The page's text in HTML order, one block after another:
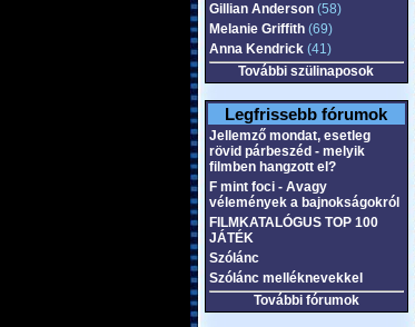
Gillian Anderson(58)
Melanie Griffith(69)
Anna Kendrick(41)
További szülinaposok
Legfrissebb fórumok
Jellemző mondat, esetleg
rövid párbeszéd - melyik
filmben hangzott el?
F mint foci - Avagy
vélemények a bajnokságokról
FILMKATALÓGUS TOP 100
JÁTÉK
Szólánc
Szólánc melléknevekkel
További fórumok